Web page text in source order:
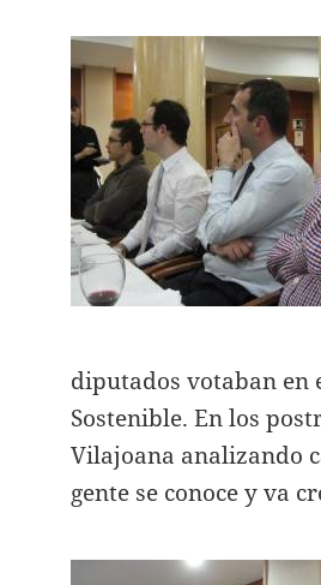
diputados votaban en
Sostenible. En los
Vilajoana analizando
gente se conoce y va